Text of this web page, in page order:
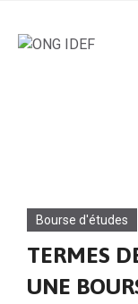
Bourse d'études
TERMES
UNE